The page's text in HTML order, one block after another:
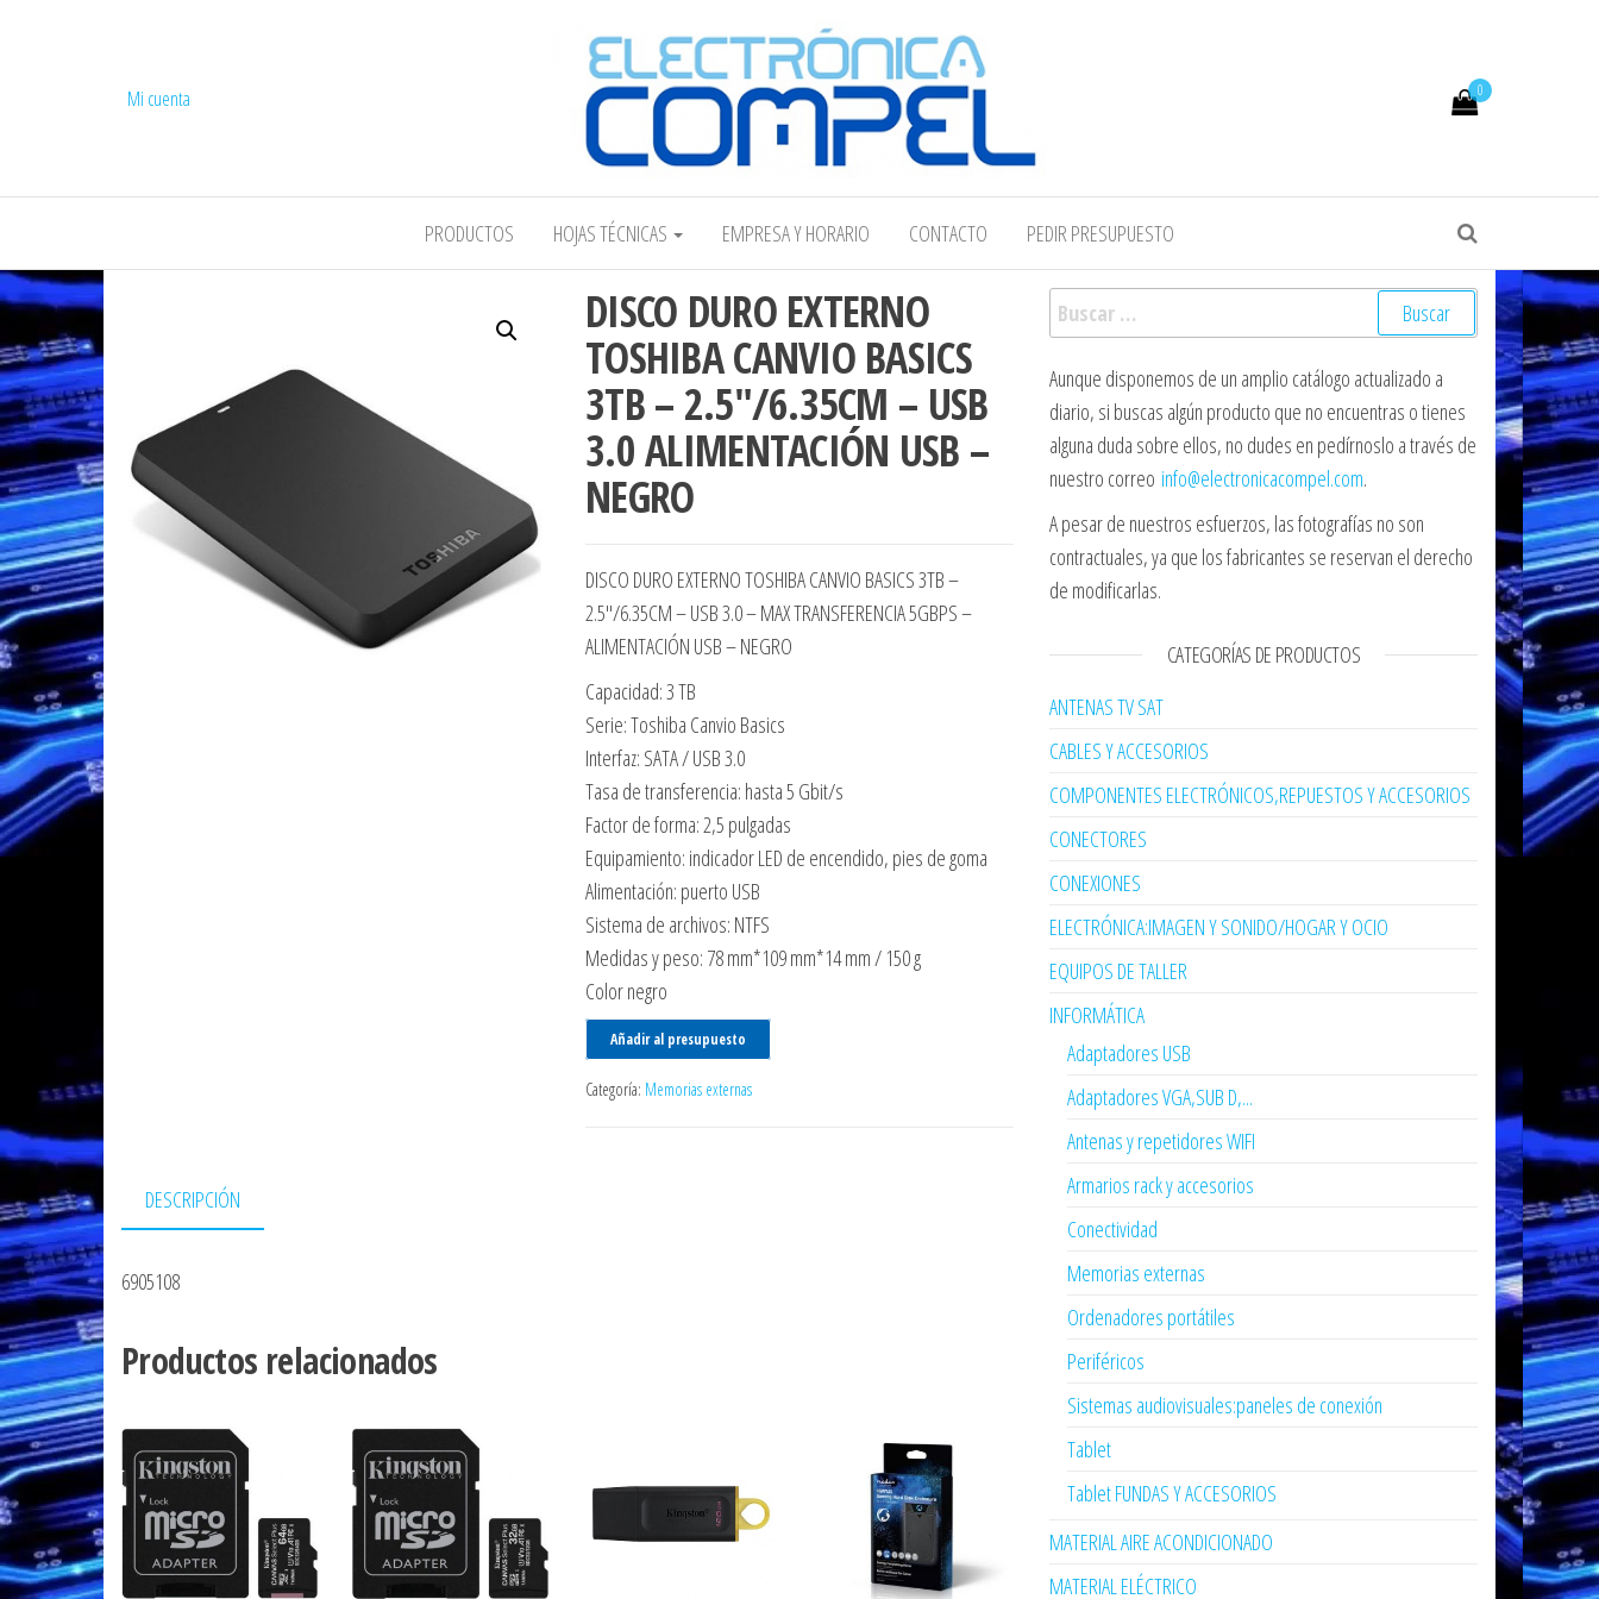
COMPEL Electrónica COMPEL
0
Mi cuenta
PRODUCTOS HOJAS TÉCNICAS EMPRESA Y HORARIO CONTACTO PEDIR PRESUPUESTO
DISCO DURO EXTERNO
TOSHIBA CANVIO BASICS
3TB – 2.5″/6.35CM – USB
3.0 ALIMENTACIÓN USB –
NEGRO
DISCO DURO EXTERNO TOSHIBA CANVIO BASICS 3TB –
2.5″/6.35CM – USB 3.0 – MAX TRANSFERENCIA 5GBPS –
ALIMENTACIÓN USB – NEGRO
Capacidad: 3 TB
Serie: Toshiba Canvio Basics
Interfaz: SATA / USB 3.0
Tasa de transferencia: hasta 5 Gbit/s
Factor de forma: 2,5 pulgadas
Equipamiento: indicador LED de encendido, pies de goma
Alimentación: puerto USB
Sistema de archivos: NTFS
Medidas y peso: 78 mm*109 mm*14 mm / 150 g
Color negro
Añadir al presupuesto
Categoría: Memorias externas
DESCRIPCIÓN
6905108
Productos relacionados
Buscar:
Aunque disponemos de un amplio catálogo actualizado a
diario, si buscas algún producto que no encuentras o tienes
alguna duda sobre ellos, no dudes en pedírnoslo a través de
nuestro correo info@electronicacompel.com.
A pesar de nuestros esfuerzos, las fotografías no son
contractuales, ya que los fabricantes se reservan el derecho
de modificarlas.
CATEGORÍAS DE PRODUCTOS
ANTENAS TV SAT
CABLES Y ACCESORIOS
COMPONENTES ELECTRÓNICOS,REPUESTOS Y ACCESORIOS
CONECTORES
CONEXIONES
ELECTRÓNICA:IMAGEN Y SONIDO/HOGAR Y OCIO
EQUIPOS DE TALLER
INFORMÁTICA
Adaptadores USB
Adaptadores VGA,SUB D,...
Antenas y repetidores WIFI
Armarios rack y accesorios
Conectividad
Memorias externas
Ordenadores portátiles
Periféricos
Sistemas audiovisuales:paneles de conexión
Tablet
Tablet FUNDAS Y ACCESORIOS
MATERIAL AIRE ACONDICIONADO
MATERIAL ELÉCTRICO